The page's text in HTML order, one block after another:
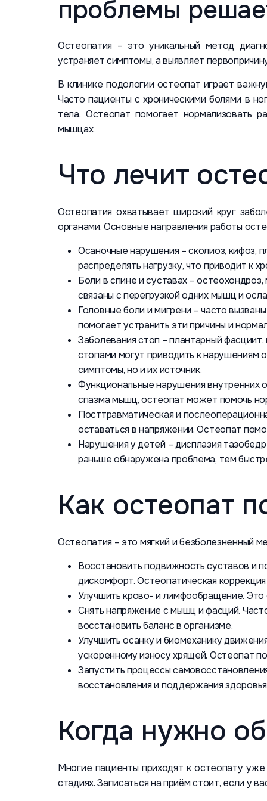
проблемы
Остеопатия – это уникальный метод
устраняет симптомы, а выявляет
В клинике подологии остеопат играет
Часто пациенты с хроническими болями в
тела. Остеопат помогает нормализовать
мышцах.
Что лечит
Остеопатия охватывает широкий круг
органами. Основные направления работы
Осаночные нарушения – сколиоз, кифоз,
распределять нагрузку, что приводит к
Боли в спине и суставах –
связаны с перегрузкой одних мышц и
Головные боли и мигрени – часто
помогает устранить эти причины и
Заболевания стоп – плантарный
стопами могут приводить к нарушениям
симптомы, но и их источник.
Функциональные нарушения внутренних
спазма мышц, остеопат может помочь
Посттравматическая и
оставаться в напряжении. Остеопат
Нарушения у детей – дисплазия
раньше обнаружена проблема, тем
Как остеопат
Остеопатия – это мягкий и безболезненный
Восстановить подвижность суставов и
дискомфорт. Остеопатическая
Улучшить крово- и лимфообращение. Это
Снять напряжение с мышц и фасций.
восстановить баланс в организме.
Улучшить осанку и биомеханику
ускоренному износу хрящей. Остеопат
Запустить процессы
восстановления и поддержания
Когда нужно
Многие пациенты приходят к остеопату
стадиях. Записаться на приём стоит, если у